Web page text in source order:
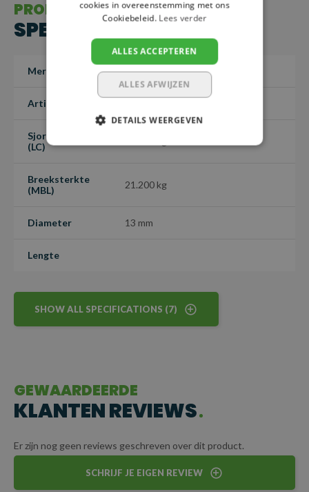
PRODUCT
SPECIFICATIES
Merk SafetyLoad
Artikelnummer
Sjorcapaciteit
(LC)
Breeksterkte
(MBL)
21.200 kg
Diameter 13 mm
Lengte
SHOW ALL SPECIFICATIONS (7)
GEWAARDEERDE
KLANTEN REVIEWS
Er zijn nog geen reviews geschreven over dit product.
SCHRIJF JE EIGEN REVIEW
cookies in overeenstemming met ons
Cookiebeleid. Lees verder
ALLES ACCEPTEREN
ALLES AFWIJZEN
DETAILS WEERGEVEN